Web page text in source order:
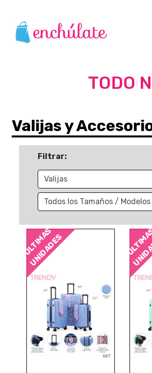
TODO
Valijas y
Filtrar:
ÚLTIMAS
UNIDADES